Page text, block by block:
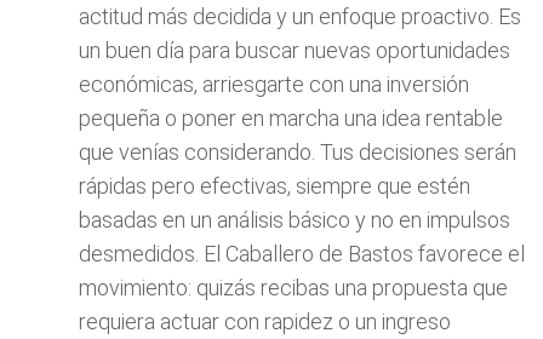
actitud más decidida y un enfoque proactivo. Es
un buen día para buscar nuevas oportunidades
económicas, arriesgarte con una inversión
pequeña o poner en marcha una idea rentable
que venías considerando. Tus decisiones serán
rápidas pero efectivas, siempre que estén
basadas en un análisis básico y no en impulsos
desmedidos. El Caballero de Bastos favorece el
movimiento: quizás recibas una propuesta que
requiera actuar con rapidez o un ingreso